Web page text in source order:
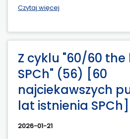
Czytaj więcej
Z cyklu "60/60
SPCh" (56) [60
najciekawszych
lat istnienia SPCh]
2026-01-21